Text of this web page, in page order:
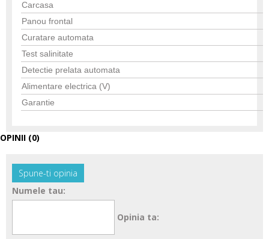
Carcasa
Panou frontal
Curatare automata
Test salinitate
Detectie prelata automata
Alimentare electrica (V)
Garantie
OPINII (0)
Spune-ti opinia
Numele tau:
Opinia ta: